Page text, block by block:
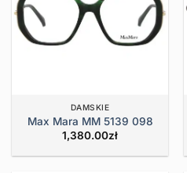
DAMSKIE
Max Mara MM 5139 098
1,380.00zł